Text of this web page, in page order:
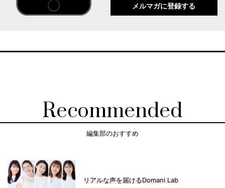
メルマガに登録する
Recommended
編集部のおすすめ
リアルな声を届けるDomani Lab